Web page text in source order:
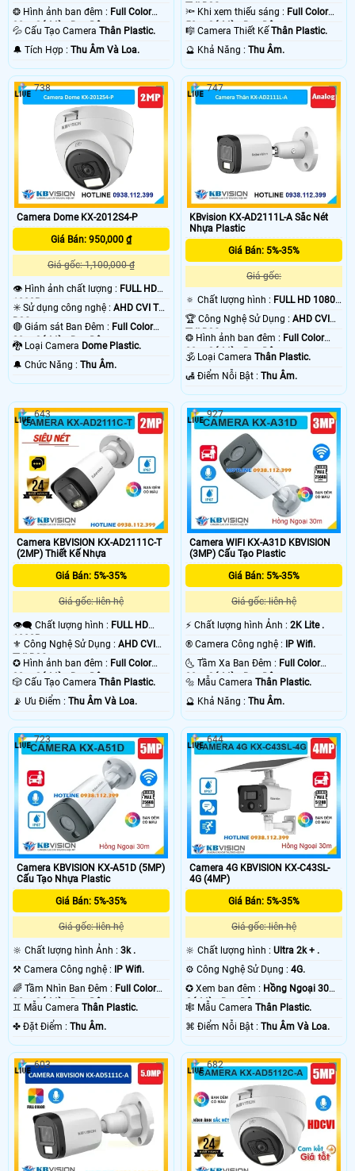
❂ Hình ảnh ban đêm : Full Color
30m Có Màu Ban Ðêm.
💦 Cấu Tạo Camera Thân Plastic.
️🔔 Tích Hợp : Thu Âm Và Loa.
TVI BCS.
🔦 Khi xem thiếu sáng : Full Color
50m Có Màu Ban Ðêm.
🎼️ Camera Thiết KếThân Plastic.
️🔮 Khả Năng :Thu Âm.
Camera Dome KX-2012S4-P
Giá Bán: 950,000 ₫
Giá gốc: 1,100,000 ₫
👁 Hình ảnh chất lượng : FULL HD
1080P .
✳️ Sử dụng công nghệ : AHD CVI TVI
BCS.
🔴 Giám sát Ban Đêm : Full Color
20m Có Màu Ban Ðêm.
🐉️ Loại Camera Dome Plastic.
️🔔 Chức Năng : Thu Âm.
738
KBvision KX-AD2111L-A Sắc Nét
Nhựa Plastic
Giá Bán: 5%-35%
Giá gốc:
🔅 Chất lượng hình : FULL HD 1080P
.
🏆 Công Nghệ Sử Dụng :AHD CVI
TVI BCS.
❂ Hình ảnh ban đêm : Full Color
20m Có Màu Ban Ðêm.
🕉️ Loại CameraThân Plastic.
️🛃 Điểm Nỗi Bật :Thu Âm.
747
Camera KBVISION KX-AD2111C-T
(2MP) Thiết Kế Nhựa
Giá Bán: 5%-35%
Giá gốc: liên hệ
👁️‍🗨 Chất lượng hình : FULL HD
1080P .
⚜️ Công Nghệ Sử Dụng : AHD CVI
TVI BCS.
✪ Hình ảnh ban đêm : Full Color
30m Có Màu Ban Ðêm.
🎲 Cấu Tạo Camera Thân Plastic.
️📡 Ưu Điểm : Thu Âm Và Loa.
643
Camera WIFI KX-A31D KBVISION
(3MP) Cấu Tạo Plastic
Giá Bán: 5%-35%
Giá gốc: liên hệ
️⚡ Chất lượng hình Ảnh :2K Lite .
®️ Camera Công nghệ : IP Wifi.
🌜 Tầm Xa Ban Đêm : Full Color
30m Có Màu Ban Ðêm.
🔩 Mẫu CameraThân Plastic.
️🔮 Khả Năng :Thu Âm.
927
Camera KBVISION KX-A51D (5MP)
Cấu Tạo Nhựa Plastic
Giá Bán: 5%-35%
Giá gốc: liên hệ
🔆 Chất lượng hình Ảnh : 3k .
⚒ Camera Công nghệ :
IP Wifi.
🌈 Tầm Nhìn Ban Đêm : Full Color
30m Có Màu Ban Ðêm.
♊ Mẫu Camera Thân Plastic.
️✤ Đặt Điểm : Thu Âm.
723
Camera 4G KBVISION KX-C43SL-
4G (4MP)
Giá Bán: 5%-35%
Giá gốc: liên hệ
🔆 Chất lượng hình :Ultra 2k + .
⚙ Công Nghệ Sử Dụng :4G.
✪ Xem ban đêm : Hồng Ngoại 30m
Có Màu Ban Ðêm.
🕸️ Mẫu CameraThân Plastic.
️⌘ Điểm Nỗi Bật :Thu Âm Và Loa.
644
603 682